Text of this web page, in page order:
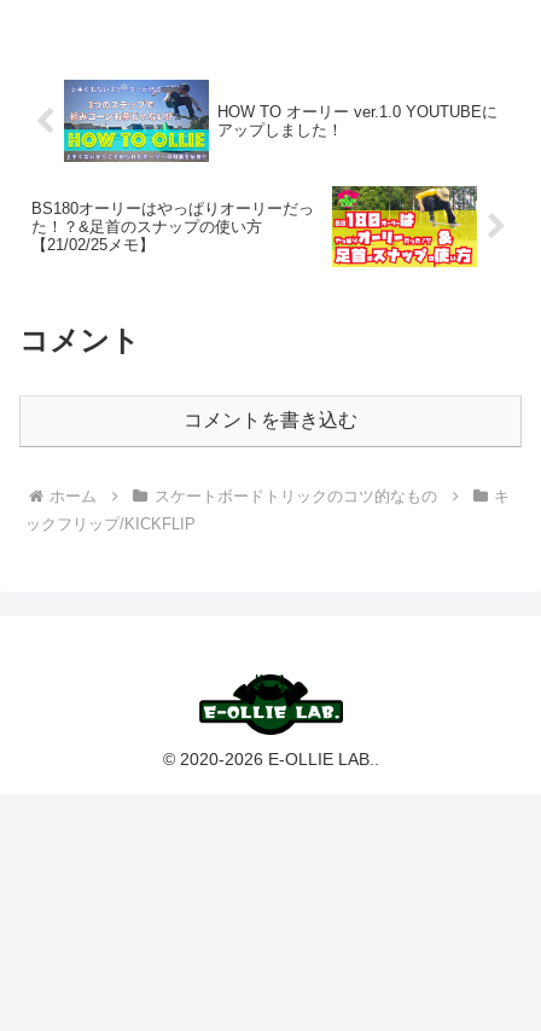
HOW TO オーリー ver.1.0 YOUTUBEに
アップしました！
BS180オーリーはやっぱりオーリーだっ
た！？&足首のスナップの使い方
【21/02/25メモ】
コメント
コメントを書き込む
ホーム スケートボードトリックのコツ的なもの
キ
ックフリップ/KICKFLIP
© 2020-2026 E-OLLIE LAB..